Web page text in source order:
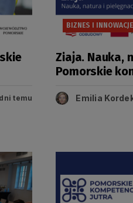
temu
BIZNES I INNOWACJE
Ziaja. Nauka,
Pomorskie
Emilia